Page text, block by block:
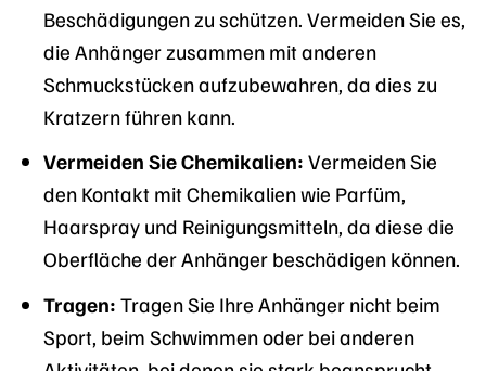
Beschädigungen zu schützen. Vermeiden Sie es,
die Anhänger zusammen mit anderen
Schmuckstücken aufzubewahren, da dies zu
Kratzern führen kann.
Vermeiden Sie Chemikalien: Vermeiden Sie
den Kontakt mit Chemikalien wie Parfüm,
Haarspray und Reinigungsmitteln, da diese die
Oberfläche der Anhänger beschädigen können.
Tragen: Tragen Sie Ihre Anhänger nicht beim
Sport, beim Schwimmen oder bei anderen